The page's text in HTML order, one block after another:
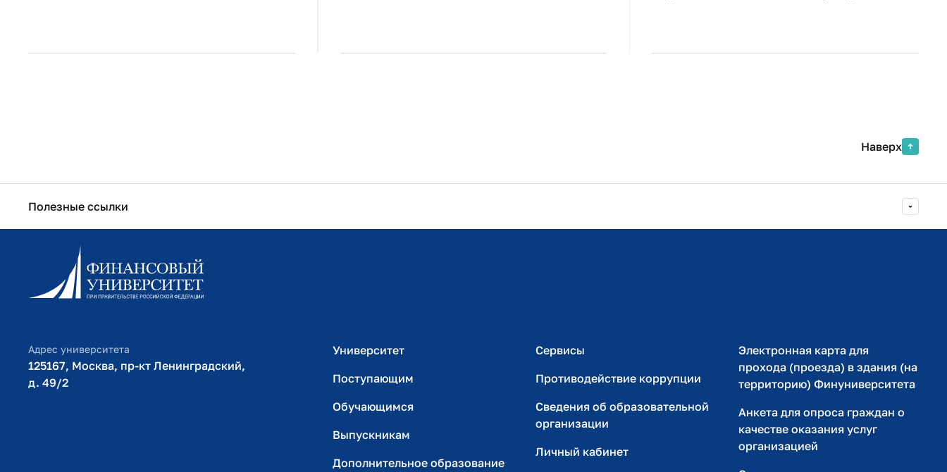
экзаменационной комиссии
«Юрайт»
Наверх
Полезные ссылки
Информационно-образовательный портал
Личный кабинет поступающего
Библиотечно-информационный комплекс
Адрес университета
125167, Москва, пр-кт Ленинградский,
д. 49/2​
Университет
Поступающим
Обучающимся
Выпускникам
Дополнительное образование
Сервисы
Противодействие коррупции
Сведения об образовательной
организации
Личный кабинет
Электронная карта для
прохода (проезда) в здания (на
территорию) Финуниверситета
Анкета для опроса граждан о
качестве оказания услуг
организацией